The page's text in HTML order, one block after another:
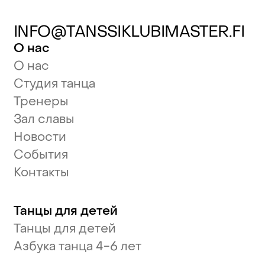
INFO@TANSSIKLUBIMASTER.FI
О нас
О нас
Студия танца
Тренеры
Зал славы
Новости
События
Контакты
Танцы для детей
Танцы для детей
Азбука танца 4-6 лет